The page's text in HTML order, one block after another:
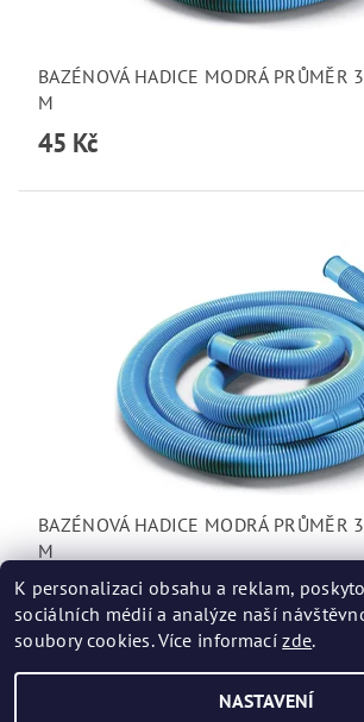
BAZÉNOVÁ HADICE MODRÁ PRŮMĚR
M
45 Kč
BAZÉNOVÁ HADICE MODRÁ PRŮMĚR
M
50 Kč
K personalizaci obsahu a reklam,
sociálních médií a analýze naší
soubory cookies. Více informacízde.
NASTAVENÍ